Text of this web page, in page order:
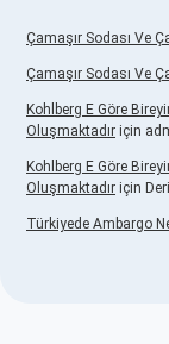
Çamaşır Sodası Ve
Çamaşır Sodası Ve
Kohlberg E Göre
Oluşmaktadır için
Kohlberg E Göre
Oluşmaktadır için
Türkiyede Ambargo